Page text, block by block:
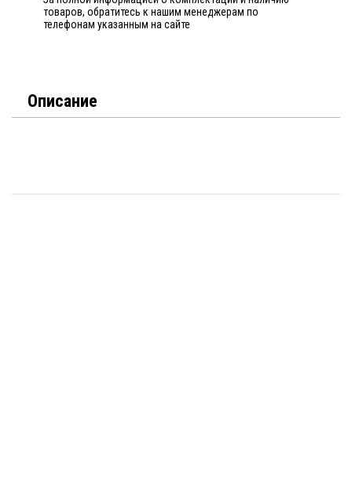
товаров, обратитесь к нашим менеджерам по
телефонам указанным на сайте
Описание